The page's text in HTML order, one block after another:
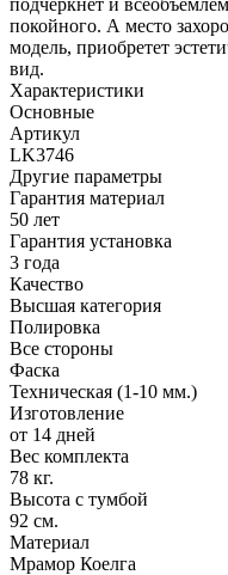
покойного. А место
модель, приобретет
вид.
Характеристики
Основные
Артикул
LK3746
Другие параметры
Гарантия материал
50 лет
Гарантия установка
3 года
Качество
Высшая категория
Полировка
Все стороны
Фаска
Техническая (1-10 мм.)
Изготовление
от 14 дней
Вес комплекта
78 кг.
Высота с тумбой
92 см.
Материал
Мрамор Коелга